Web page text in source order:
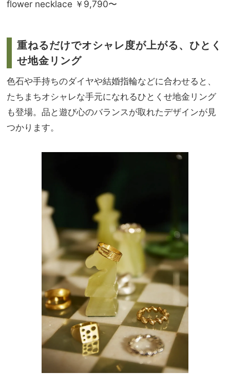
flower necklace ￥9,790〜
重ねるだけでオシャレ度が上がる、ひとく
せ地金リング
色石や手持ちのダイヤや結婚指輪などに合わせると、
たちまちオシャレな手元になれるひとくせ地金リング
も登場。品と遊び心のバランスが取れたデザインが見
つかります。